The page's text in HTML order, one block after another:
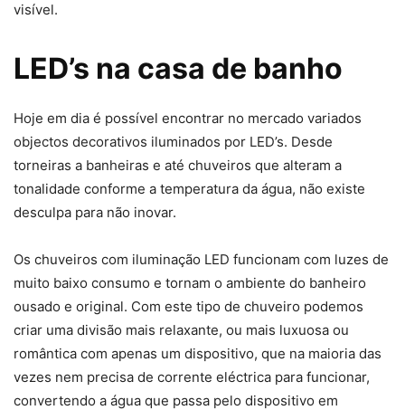
visível.
LED’s na casa de banho
Hoje em dia é possível encontrar no mercado variados
objectos decorativos iluminados por LED’s. Desde
torneiras a banheiras e até chuveiros que alteram a
tonalidade conforme a temperatura da água, não existe
desculpa para não inovar.
Os chuveiros com iluminação LED funcionam com luzes de
muito baixo consumo e tornam o ambiente do banheiro
ousado e original. Com este tipo de chuveiro podemos
criar uma divisão mais relaxante, ou mais luxuosa ou
romântica com apenas um dispositivo, que na maioria das
vezes nem precisa de corrente eléctrica para funcionar,
convertendo a água que passa pelo dispositivo em